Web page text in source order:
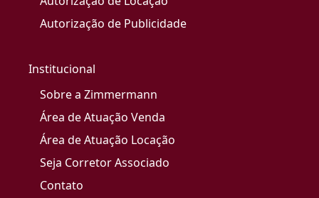
Autorização de Publicidade
Institucional
Sobre a Zimmermann
Área de Atuação Venda
Área de Atuação Locação
Seja Corretor Associado
Contato